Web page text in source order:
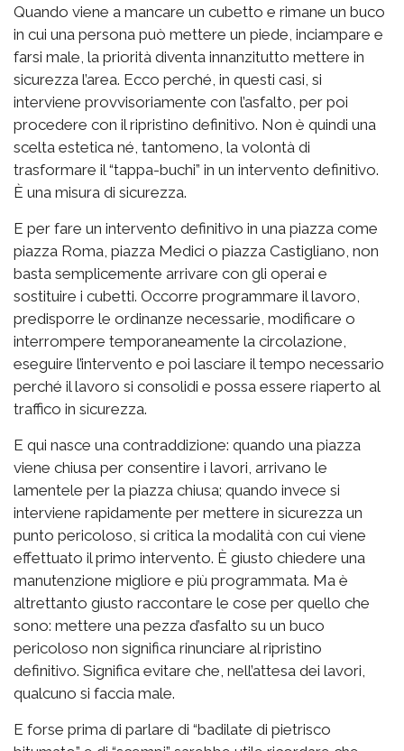
Quando viene a mancare un cubetto e rimane un buco
in cui una persona può mettere un piede, inciampare e
farsi male, la priorità diventa innanzitutto mettere in
sicurezza l’area. Ecco perché, in questi casi, si
interviene provvisoriamente con l’asfalto, per poi
procedere con il ripristino definitivo. Non è quindi una
scelta estetica né, tantomeno, la volontà di
trasformare il “tappa-buchi” in un intervento definitivo.
È una misura di sicurezza.
E per fare un intervento definitivo in una piazza come
piazza Roma, piazza Medici o piazza Castigliano, non
basta semplicemente arrivare con gli operai e
sostituire i cubetti. Occorre programmare il lavoro,
predisporre le ordinanze necessarie, modificare o
interrompere temporaneamente la circolazione,
eseguire l’intervento e poi lasciare il tempo necessario
perché il lavoro si consolidi e possa essere riaperto al
traffico in sicurezza.
E qui nasce una contraddizione: quando una piazza
viene chiusa per consentire i lavori, arrivano le
lamentele per la piazza chiusa; quando invece si
interviene rapidamente per mettere in sicurezza un
punto pericoloso, si critica la modalità con cui viene
effettuato il primo intervento. È giusto chiedere una
manutenzione migliore e più programmata. Ma è
altrettanto giusto raccontare le cose per quello che
sono: mettere una pezza d’asfalto su un buco
pericoloso non significa rinunciare al ripristino
definitivo. Significa evitare che, nell’attesa dei lavori,
qualcuno si faccia male.
E forse prima di parlare di “badilate di pietrisco